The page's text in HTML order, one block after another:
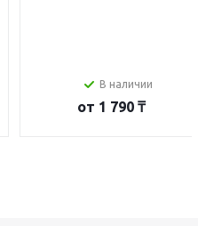
В наличии
от 1 790 ₸